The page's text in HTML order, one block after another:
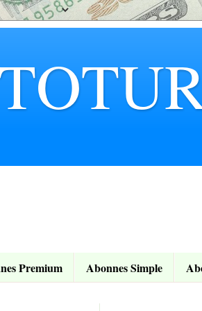
Premium Abonnes Simple